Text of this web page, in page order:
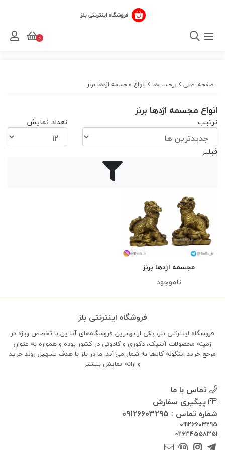
صفحه اصلی برچسب‌ها انواع مجسمه اژدها برنز
انواع مجسمه اژدها برنز
ترتیب تعداد نمایش
فیلتر
مجسمه اژدها برنز
ناموجود
فروشگاه اینترنتی بلز
فروشگاه اینترنتی بلز، یکی از بهترین فروشگاه‌های آنلاین با تخصص ویژه در
زمینه محصولات آنتیک، دکوری و کادوئی در کشور بوده و همواره به عنوان
مرجع خرید اینگونه کالاها به شمار می‌آید. ما در بلز با هدف تسهیل روند خرید
و ارائه نمایش بیشتر
تماس با ما
پیگیری سفارش
شماره تماس : 09126603295
09126603295
02634558351
0